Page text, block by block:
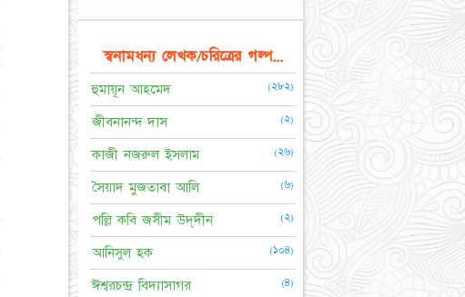
স্বনামধন্য লেখক/চরিত্রের গল্প...
হুমায়ূন আহমেদ (২৮২)
জীবনানন্দ দাস (২)
কাজী নজরুল ইসলাম (২৬)
সৈয়াদ মুজতাবা আলি (৬)
পল্লি কবি জসীম উদ্‌দীন (২)
আনিসুল হক (১০৪)
ঈশ্বরচন্দ্র বিদ্যাসাগর (৪)